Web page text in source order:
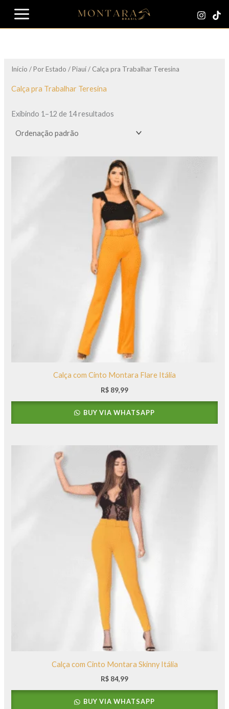
para
Início /Por Estado /Piauí/ Calça pra Trabalhar Teresina
Calça pra Trabalhar Teresina
Exibindo 1–12 de 14 resultados
Calça com Cinto Montara Flare Itália
R$ 89,99
BUY VIA WHATSAPP
Calça com Cinto Montara Skinny Itália
R$ 84,99
BUY VIA WHATSAPP